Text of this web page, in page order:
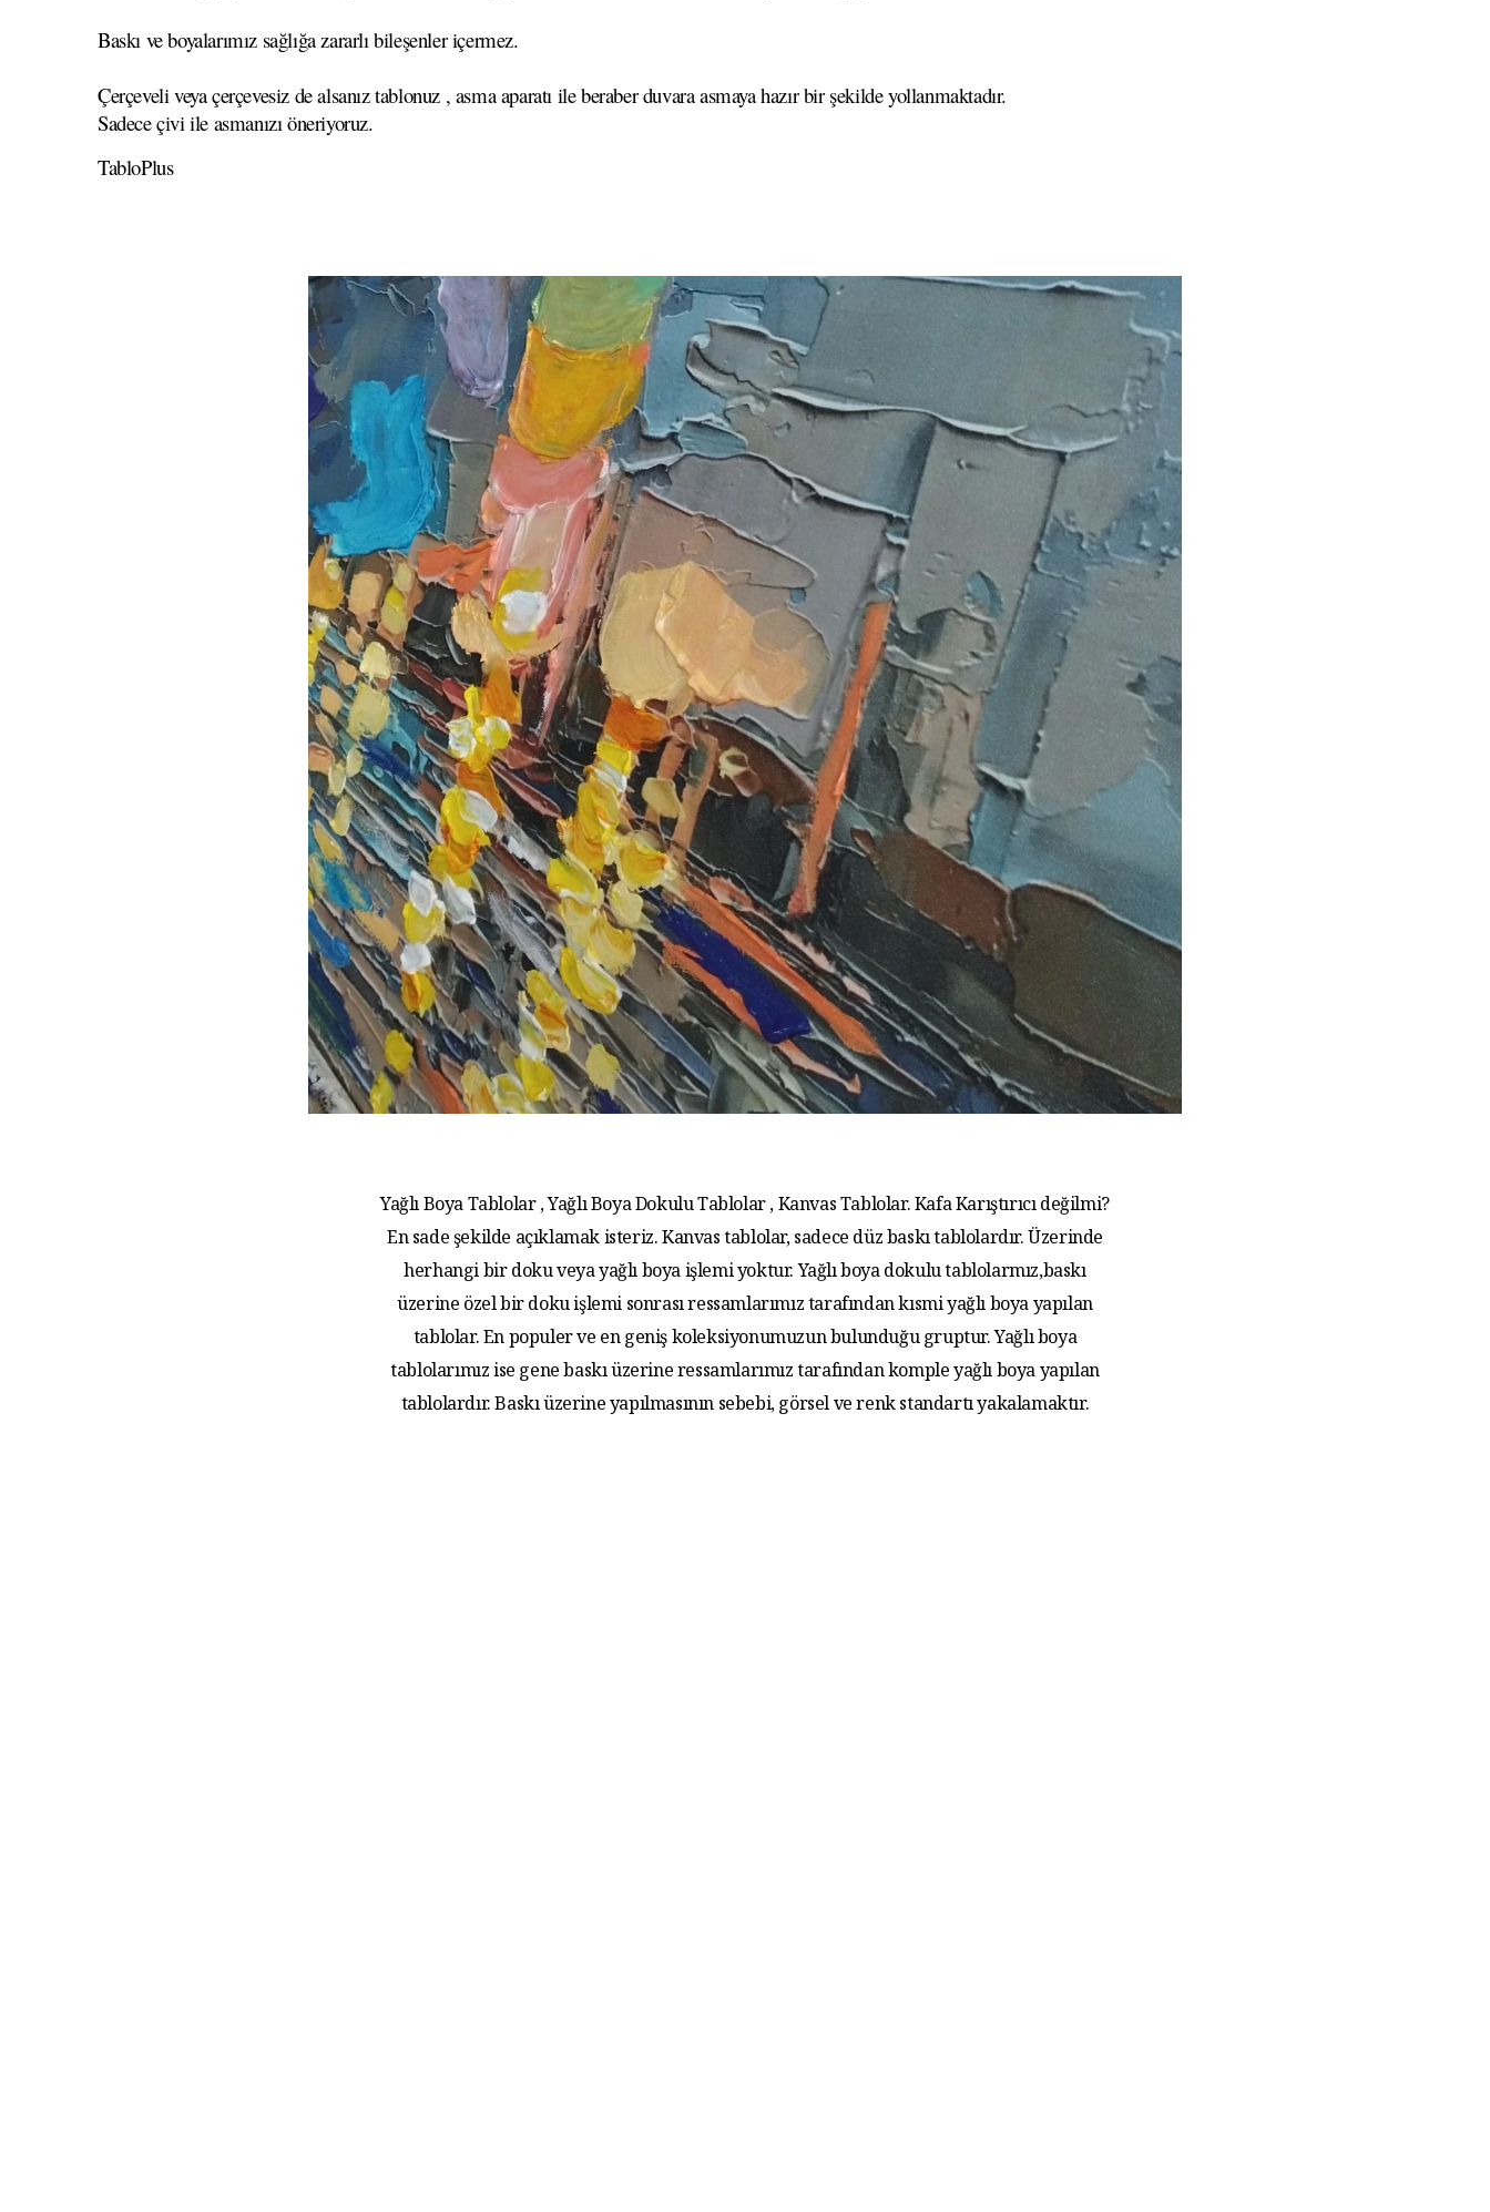
Baskı ve boyalarımız sağlığa zararlı bileşenler içermez.
Çerçeveli veya çerçevesiz de alsanız tablonuz , asma aparatı ile beraber duvara asmaya hazır bir şekilde yollanmaktadır.
Sadece çivi ile asmanızı öneriyoruz.
TabloPlus
Yağlı Boya Tablolar , Yağlı Boya Dokulu Tablolar , Kanvas Tablolar. Kafa Karıştırıcı değilmi?
En sade şekilde açıklamak isteriz. Kanvas tablolar, sadece düz baskı tablolardır. Üzerinde
herhangi bir doku veya yağlı boya işlemi yoktur. Yağlı boya dokulu tablolarmız,baskı
üzerine özel bir doku işlemi sonrası ressamlarımız tarafından kısmi yağlı boya yapılan
tablolar. En populer ve en geniş koleksiyonumuzun bulunduğu gruptur. Yağlı boya
tablolarımız ise gene baskı üzerine ressamlarımız tarafından komple yağlı boya yapılan
tablolardır. Baskı üzerine yapılmasının sebebi, görsel ve renk standartı yakalamaktır.